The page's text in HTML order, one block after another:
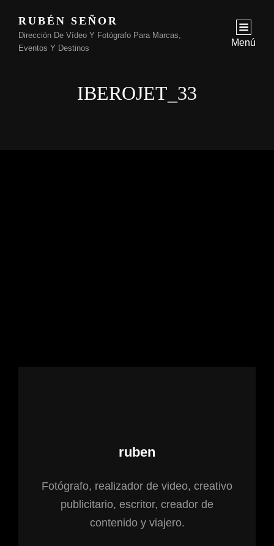
RUBÉN SEÑOR
Dirección De Vídeo Y Fotógrafo Para Marcas,
Eventos Y Destinos
Menú
IBEROJET_33
Autor:
ruben
Fotógrafo, realizador de video, creativo
publicitario, escritor, creador de
contenido y viajero.